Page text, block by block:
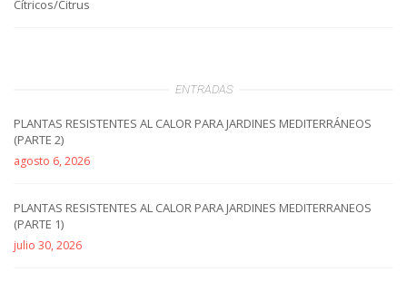
Cítricos/Citrus
ENTRADAS
PLANTAS RESISTENTES AL CALOR PARA JARDINES MEDITERRÁNEOS
(PARTE 2)
agosto 6, 2026
PLANTAS RESISTENTES AL CALOR PARA JARDINES MEDITERRANEOS
(PARTE 1)
julio 30, 2026